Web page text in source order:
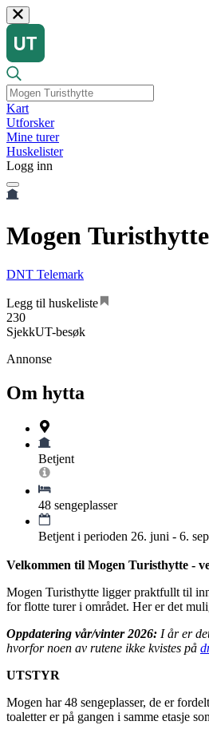
Kart
Utforsker
Mine turer
Huskelister
Logg inn
Mogen Turisthytte
DNT Telemark
Legg til huskeliste
230
SjekkUT-besøk
Annonse
Om hytta
Betjent
48 sengeplasser
Betjent i perioden 26. juni - 6.
Velkommen til Mogen Turisthytte -
Mogen Turisthytte ligger praktfullt til
for flotte turer i området. Her er det
Oppdatering vår/vinter 2026: I år er
hvorfor noen av rutene ikke kvistes på
UTSTYR
Mogen har 48 sengeplasser, de er
toaletter er på gangen i samme etasje